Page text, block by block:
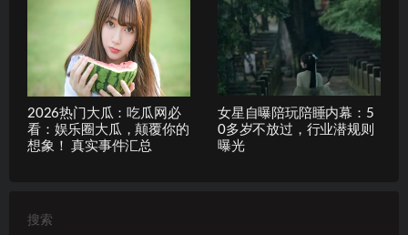
2026热门大瓜：吃瓜网必
看：娱乐圈大瓜，颠覆你的
想象！ 真实事件汇总
女星自曝陪玩陪睡内幕：5
0多岁不放过，行业潜规则
曝光
搜索